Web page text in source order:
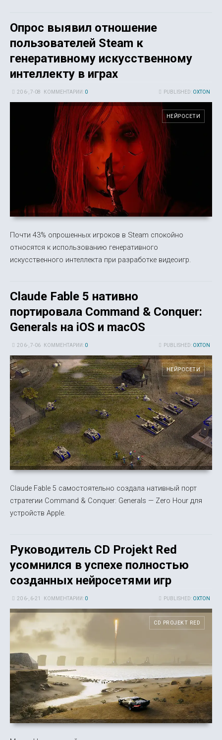
Опрос выявил отношение
пользователей Steam к
генеративному искусственному
интеллекту в играх
PUBLISHED: OXTON
20 6-, 7-08 КОММЕНТАРИИ: 0
НЕЙРОСЕТИ
Почти 43% опрошенных игроков в Steam спокойно
относятся к использованию генеративного
искусственного интеллекта при разработке видеоигр.
Claude Fable 5 нативно
портировала Command & Conquer:
Generals на iOS и macOS
PUBLISHED: OXTON
20 6-, 7-06 КОММЕНТАРИИ: 0
НЕЙРОСЕТИ
Claude Fable 5 самостоятельно создала нативный порт
стратегии Command & Conquer: Generals — Zero Hour для
устройств Apple.
Руководитель CD Projekt Red
усомнился в успехе полностью
созданных нейросетями игр
PUBLISHED: OXTON
20 6-, 6-21 КОММЕНТАРИИ: 0
CD PROJEKT RED